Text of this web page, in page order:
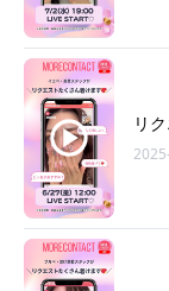
リ